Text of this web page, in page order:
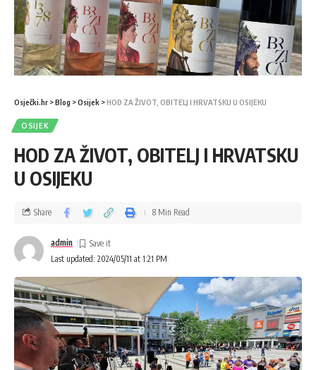
Osječki.hr >Blog >Osijek >HOD ZA ŽIVOT, OBITELJ I HRVATSKU U OSIJEKU
OSIJEK
HOD ZA ŽIVOT, OBITELJ I HRVATSKU
U OSIJEKU
Last updated: 2024/05/11 at 1:21 PM
admin
Share 8 Min Read